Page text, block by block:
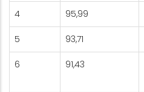
4 95,99
5 93,71
6 91,43